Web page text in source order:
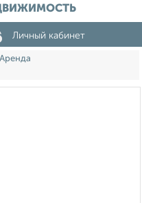
Личный кабинет
Аренда